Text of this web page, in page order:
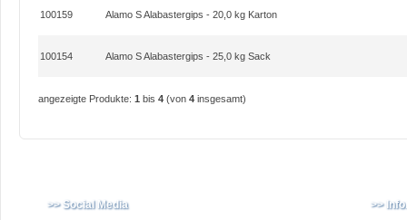
100159 Alamo S Alabastergips - 20,0 kg Karton
100154 Alamo S Alabastergips - 25,0 kg Sack
angezeigte Produkte: 1 bis 4 (von 4 insgesamt)
>> Social Media >>